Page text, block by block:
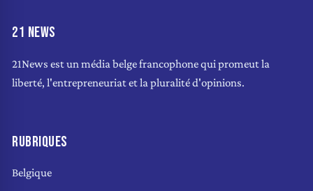
21 NEWS
21News est un média belge francophone qui promeut la
liberté, l'entrepreneuriat et la pluralité d'opinions.
RUBRIQUES
Belgique